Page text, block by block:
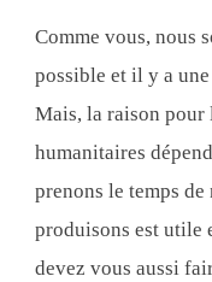
Comme vous, nous
possible et il y a
Mais, la raison pour
humanitaires
prenons le temps de
produisons est utile
devez vous aussi